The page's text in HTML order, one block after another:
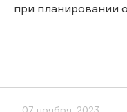
при планировании